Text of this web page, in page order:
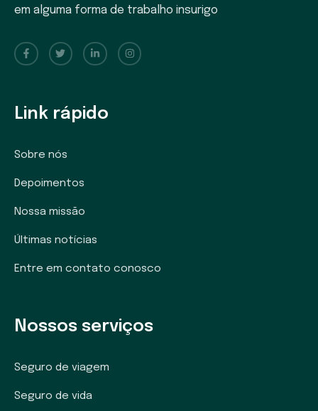
em alguma forma de trabalho insurigo
Link rápido
Sobre nós
Depoimentos
Nossa missão
Últimas notícias
Entre em contato conosco
Nossos serviços
Seguro de viagem
Seguro de vida